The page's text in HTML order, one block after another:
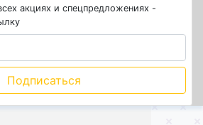
акциях и спецпредложениях -